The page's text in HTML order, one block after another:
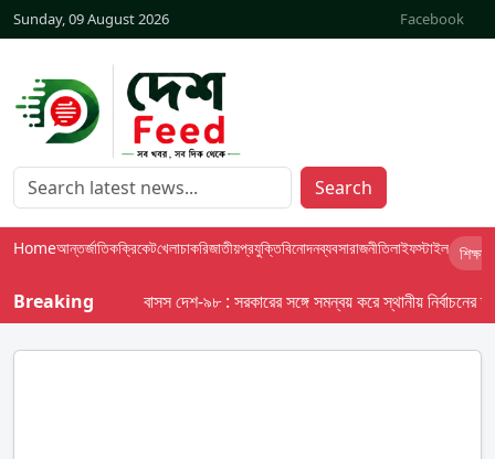
Sunday, 09 August 2026 Facebook
Search
Homeআন্তর্জাতিকক্রিকেটখেলাচাকরিজাতীয়প্রযুক্তিবিনোদনব্যবসারাজনীতিলাইফস্টাইল শিক্ষা
Breaking বাসস দেশ-৯৮ : সরকারের সঙ্গে সমন্বয় করে স্থানীয় নির্বাচনের